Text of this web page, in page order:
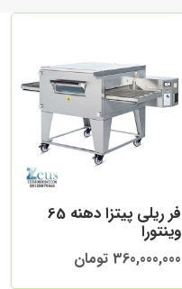
فر ریلی پیتزا دهنه 65
وینتورا
360,000,000 تومان